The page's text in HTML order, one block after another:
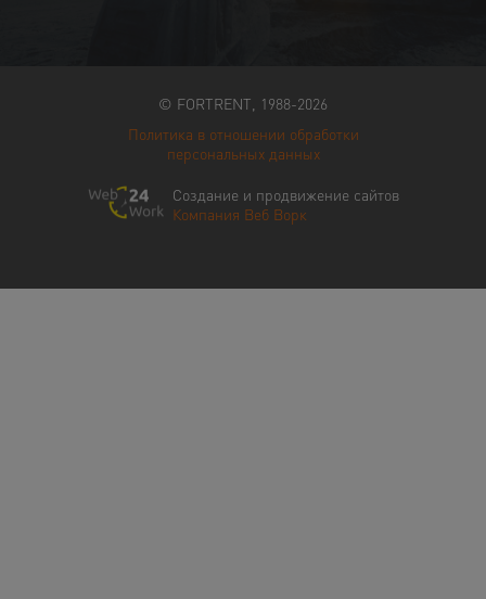
© FORTRENT, 1988-2026
Политика в отношении обработки
персональных данных
Создание и продвижение сайтов
Компания Веб Ворк